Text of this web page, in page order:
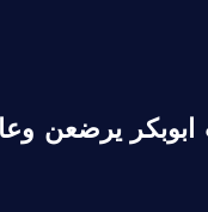
ابوبكر يرضعن